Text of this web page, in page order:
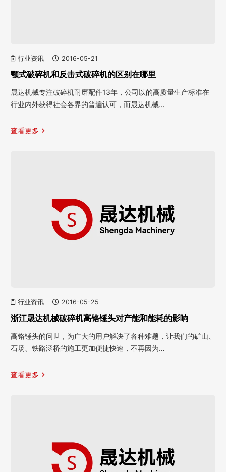
行业资讯 2016-05-21
颚式破碎机和反击式破碎机的区别在哪里
晟达机械专注破碎机耐磨配件13年，公司以的高质量生产标准在
行业内外获得社会各界的普遍认可，而晟达机械…
查看更多
行业资讯 2016-05-25
浙江晟达机械破碎机高铬锤头对产能和能耗的影响
高铬锤头的问世，为广大的用户解决了各种难题，让我们的矿山、
石场、铁路涵桥的施工更加便捷快速，不再因为…
查看更多